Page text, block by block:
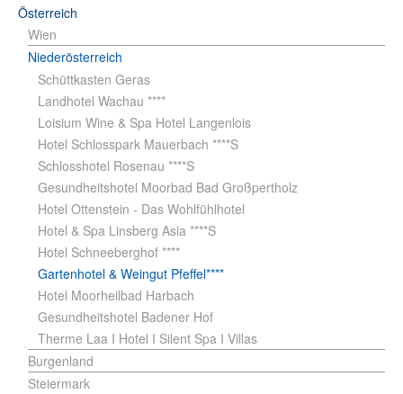
Österreich
Wien
Niederösterreich
Schüttkasten Geras
Landhotel Wachau ****
Loisium Wine & Spa Hotel Langenlois
Hotel Schlosspark Mauerbach ****S
Schlosshotel Rosenau ****S
Gesundheitshotel Moorbad Bad Großpertholz
Hotel Ottenstein - Das Wohlfühlhotel
Hotel & Spa Linsberg Asia ****S
Hotel Schneeberghof ****
Gartenhotel & Weingut Pfeffel****
Hotel Moorheilbad Harbach
Gesundheitshotel Badener Hof
Therme Laa I Hotel I Silent Spa I Villas
Burgenland
Steiermark